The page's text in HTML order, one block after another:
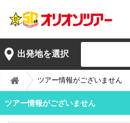
出発地を選択
ツアー情報がございません
ツアー情報がございません